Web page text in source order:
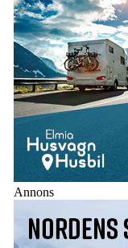
Annons